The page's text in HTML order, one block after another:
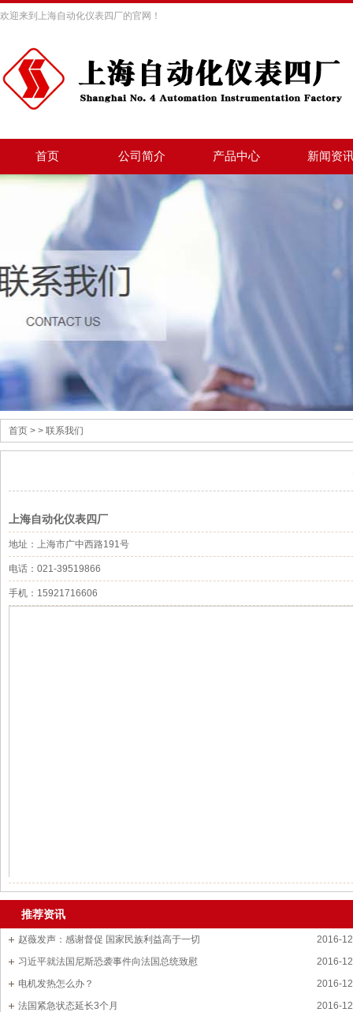
欢迎来到上海自动化仪表四厂的官网！
首页 公司简介 产品中心 新闻资
首页 > > 联系我们
上海自动化仪表四厂
地址：上海市广中西路191号
电话：021-39519866
手机：15921716606
推荐资讯
2016-
赵薇发声：感谢督促 国家民族利益高于一切
2016-
习近平就法国尼斯恐袭事件向法国总统致慰
2016-
电机发热怎么办？
2016-
法国紧急状态延长3个月